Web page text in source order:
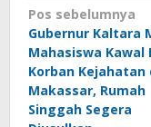
Navigasi
pos
Pos sebelumnya
Gubernur Kaltara
Mahasiswa Kawal
Korban Kejahatan
Makassar, Rumah
Singgah Segera